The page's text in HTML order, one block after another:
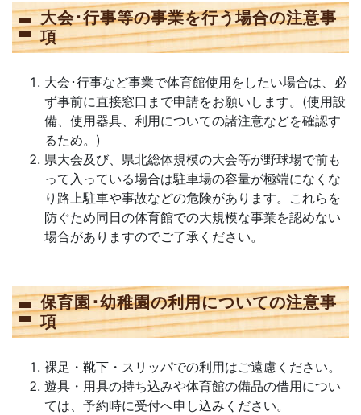
大会･行事等の事業を行う場合の注意事
項
大会･行事など事業で体育館使用をしたい場合は、必
ず事前に直接窓口まで申請をお願いします。(使用設
備、使用器具、利用についての諸注意などを確認す
るため。)
県大会及び、県北総体規模の大会等が野球場で前も
って入っている場合は駐車場の容量が極端になくな
り路上駐車や事故などの危険があります。これらを
防ぐため同日の体育館での大規模な事業を認めない
場合がありますのでご了承ください。
保育園･幼稚園の利用についての注意事
項
裸足・靴下・スリッパでの利用はご遠慮ください。
遊具・用具の持ち込みや体育館の備品の借用につい
ては、予約時に受付へ申し込みください。